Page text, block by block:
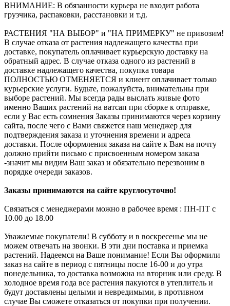
ВНИМАНИЕ: В обязанности курьера не входит работа
грузчика, распаковки, расстановки и т.д.
РАСТЕНИЯ "НА ВЫБОР" и "НА ПРИМЕРКУ" не привозим!
В случае отказа от растения надлежащего качества при
доставке, покупатель оплачивает курьерскую доставку на
обратный адрес. В случае отказа одного из растений в
доставке надлежащего качества, покупка товара
ПОЛНОСТЬЮ ОТМЕНЯЕТСЯ и клиент оплачивает только
курьерские услуги. Будьте, пожалуйста, внимательны при
выборе растений. Мы всегда рады выслать живые фото
именно Ваших растений на ватсап при сборке к отправке,
если у Вас есть сомнения Заказы принимаются через корзину
сайта, после чего с Вами свяжется наш менеджер для
подтверждения заказа и уточнения времени и адреса
доставки. После оформления заказа на сайте к Вам на почту
должно прийти письмо с присвоенным номером заказа
-значит мы видим Ваш заказ и обязательно перезвоним в
порядке очереди заказов.
Заказы принимаются на сайте круглосуточно!
Связаться с менеджерами можно в рабочее время : ПН-ПТ с
10.00 до 18.00
Уважаемые покупатели! В субботу и в воскресенье мы не
можем отвечать на звонки. В эти дни поставка и приемка
растений. Надеемся на Ваше понимание! Если Вы оформили
заказ на сайте в период с пятницы после 16-00 и до утра
понедельника, то доставка возможна на вторник или среду. В
холодное время года все растения пакуются в утеплитель и
будут доставлены целыми и невредимыми, в противном
случае Вы сможете отказаться от покупки при получении.